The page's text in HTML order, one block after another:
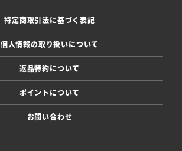
特定商取引法に基づく表記
個人情報の取り扱いについて
返品特約について
ポイントについて
お問い合わせ